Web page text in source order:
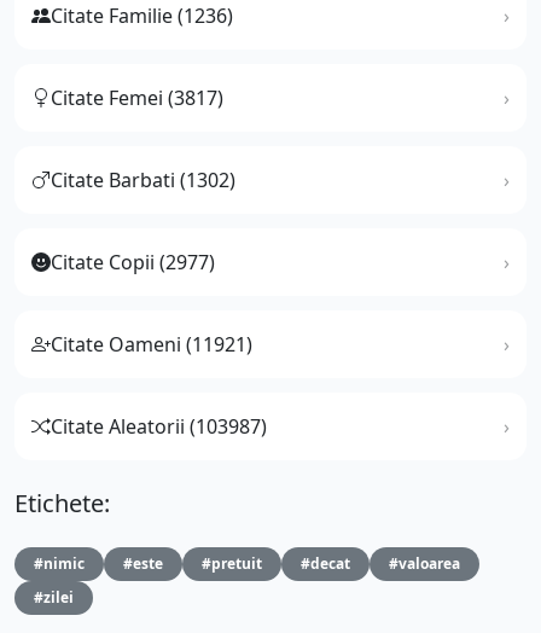
Citate Familie (1236)
Citate Femei (3817)
Citate Barbati (1302)
Citate Copii (2977)
Citate Oameni (11921)
Citate Aleatorii (103987)
Etichete:
#nimic #este #pretuit #decat
#valoarea
#zilei